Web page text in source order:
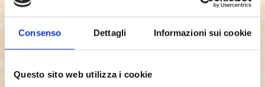
Consenso Dettagli Informazioni sui cookie
Questo sito web utilizza i cookie
Dal riso al riso amaro. Le sfaccettature di un
autore che, sui social, è celebre per le
dissacranti e autoironiche sentenze e che, in
libreria, fa emergere una parte di sé ancora